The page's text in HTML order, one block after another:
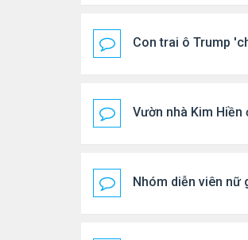
Con trai ô Trump
Vườn nhà Kim
Nhóm diễn viên nữ